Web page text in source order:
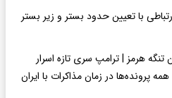
با تعیین حدود بستر و زیر بستر
تنگه هرمز | ترامپ سری تازه اسرار
پرونده‌ها در زمان مذاکرات با ایران